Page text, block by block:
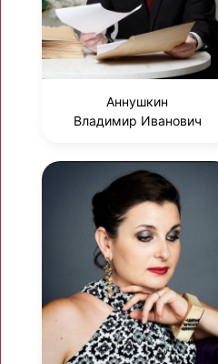
Аннушкин
Владимир Иванович